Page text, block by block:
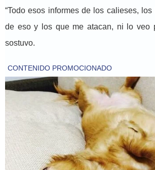
“Todo esos informes de los calieses,
de eso y los que me atacan, ni lo veo
sostuvo.